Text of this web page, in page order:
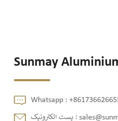
Sunmay
Whatsapp :
پست الکترونیک :